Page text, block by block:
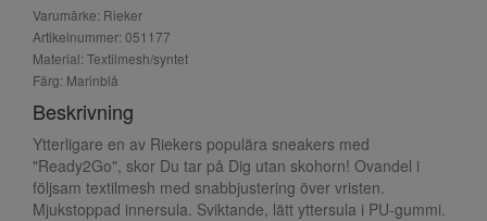
Varumärke: Rieker
Artikelnummer: 051177
Material: Textilmesh/syntet
Färg: Marinblå
Beskrivning
Ytterligare en av Riekers populära sneakers med
"Ready2Go", skor Du tar på Dig utan skohorn! Ovandel i
följsam textilmesh med snabbjustering över vristen.
Mjukstoppad innersula. Sviktande, lätt yttersula i PU-gummi.